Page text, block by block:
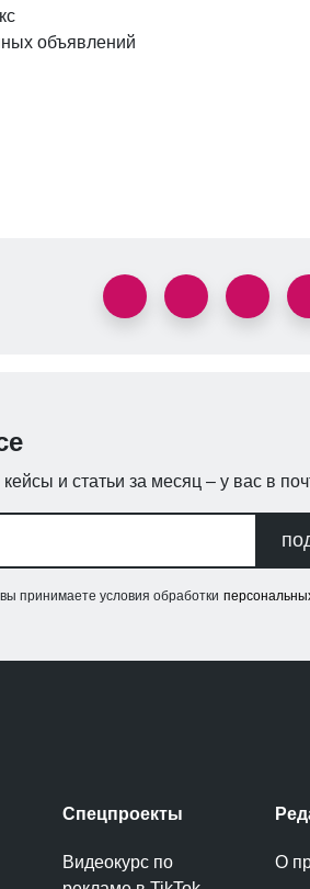
объявлений
и статьи за месяц – у вас в
принимаете условия обработки
Спецпроекты
Видеокурс по
О